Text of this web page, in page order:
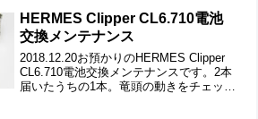
HERMES Clipper CL6.710電池
交換メンテナンス
2018.12.20お預かりのHERMES Clipper
CL6.710電池交換メンテナンスです。2本
届いたうちの1本。竜頭の動きをチェック